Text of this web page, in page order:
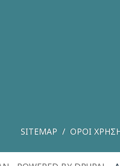
SITEMAP ΟΡΟΙ